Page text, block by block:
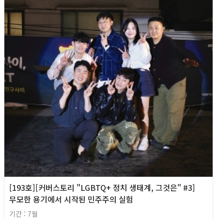
[193호][커버스토리 "LGBTQ+ 정치 생태계, 그것은" #3]
무모한 용기에서 시작된 민주주의 실험
기간 : 7월